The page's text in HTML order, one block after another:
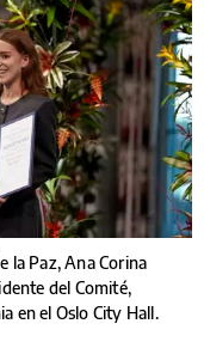
la Paz, Ana Corina
del Comité,
en el Oslo City Hall.